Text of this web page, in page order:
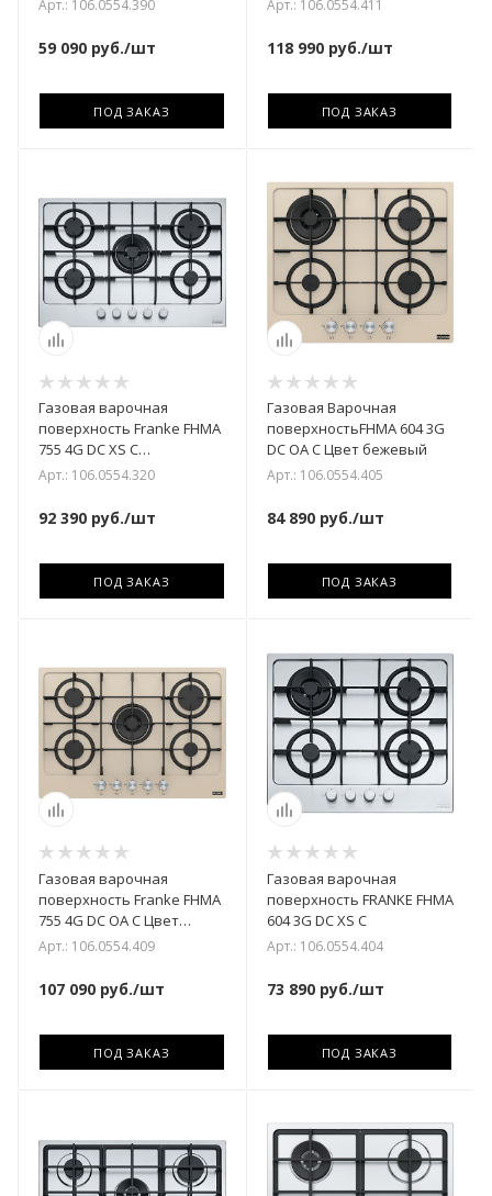
Арт.: 106.0554.390
59 090 руб./шт
ПОД ЗАКАЗ
Арт.: 106.0554.411
118 990руб./шт
ПОД ЗАКАЗ
Газовая варочная
поверхность Franke FHMA
755 4G DC XS C
Нержавеющая сталь
Арт.: 106.0554.320
92 390 руб./шт
ПОД ЗАКАЗ
Газовая Варочная
поверхностьFHMA 604 3G
DC OA C Цвет бежевый
Арт.: 106.0554.405
84 890руб./шт
ПОД ЗАКАЗ
Газовая варочная
поверхность Franke FHMA
755 4G DC OA C Цвет
бежевый
Арт.: 106.0554.409
107 090 руб./шт
ПОД ЗАКАЗ
Газовая варочная
поверхность FRANKE FHMA
604 3G DC XS C
Арт.: 106.0554.404
73 890руб./шт
ПОД ЗАКАЗ